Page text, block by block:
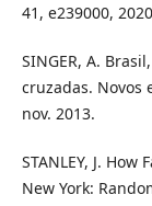
41, e239000,
SINGER, A.
cruzadas. Novos
nov. 2013.
STANLEY, J.
New York: